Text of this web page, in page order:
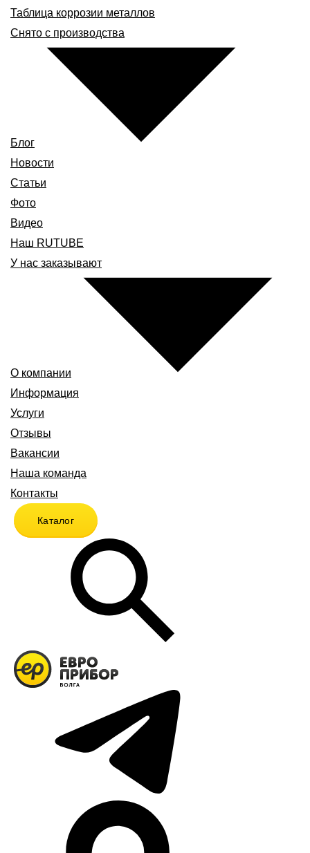
Таблица коррозии металлов
Снято с производства
Блог
Новости
Статьи
Фото
Видео
Наш RUTUBE
У нас заказывают
О компании
Информация
Услуги
Отзывы
Вакансии
Наша команда
Контакты
Каталог